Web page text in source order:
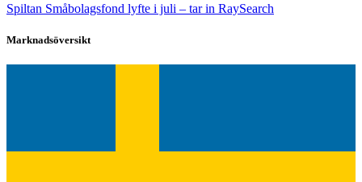
Spiltan Småbolagsfond lyfte i juli – tar in RaySearch
Marknadsöversikt